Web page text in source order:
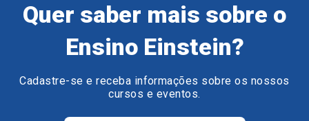
Quer saber mais sobre o
Ensino Einstein?
Cadastre-se e receba informações sobre os nossos
cursos e eventos.